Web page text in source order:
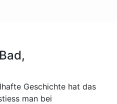
Geschichte hat das
man bei